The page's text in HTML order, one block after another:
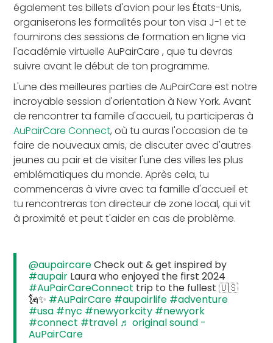
également tes billets d'avion pour les États-Unis,
organiserons les formalités pour ton visa J-1 et te
fournirons des sessions de formation en ligne via
l'académie virtuelle AuPairCare , que tu devras
suivre avant le début de ton programme.
L'une des meilleures parties de AuPairCare est notre
incroyable session d'orientation à New York. Avant
de rencontrer ta famille d'accueil, tu participeras à
AuPairCare Connect, où tu auras l'occasion de te
faire de nouveaux amis, de discuter avec d'autres
jeunes au pair et de visiter l'une des villes les plus
emblématiques du monde. Après cela, tu
commenceras à vivre avec ta famille d'accueil et
tu rencontreras ton directeur de zone local, qui vit
à proximité et peut t'aider en cas de problème.
@aupaircareCheck out & get inspired by
#aupair Laura who enjoyed the first 2024
#AuPairCareConnect trip to the fullest 🇺🇸
🗽✨ #AuPairCare #aupairlife #adventure
#usa #nyc #newyorkcity #newyork
#connect #travel ♬ original sound -
AuPairCare